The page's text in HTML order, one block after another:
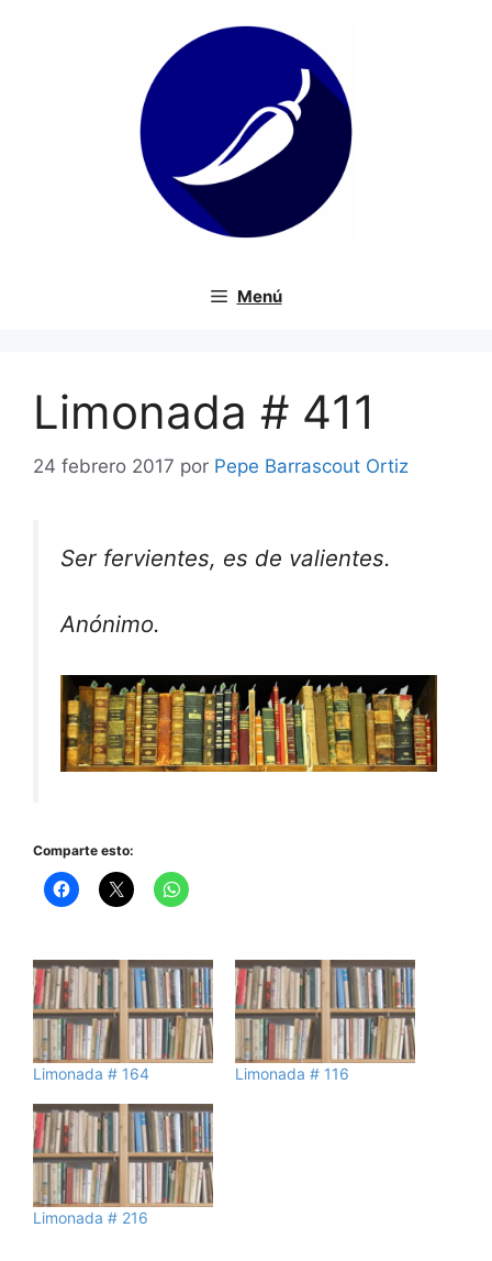
Menú
Limonada # 411
24 febrero 2017 por Pepe Barrascout Ortiz
Ser fervientes, es de valientes.
Anónimo.
Comparte esto:
Limonada # 164 Limonada # 116
Limonada # 216